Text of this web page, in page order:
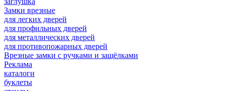
Замки врезные
для легких дверей
для профильных дверей
для металлических дверей
для противопожарных дверей
Врезные замки с ручками и защёлками
Реклама
каталоги
буклеты